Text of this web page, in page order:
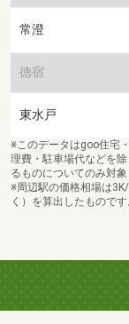
常澄
徳宿
東水戸
※このデータはgoo住宅
理費・駐車場代などを
るものについてのみ対象
※周辺駅の価格相場は
く）を算出したものです